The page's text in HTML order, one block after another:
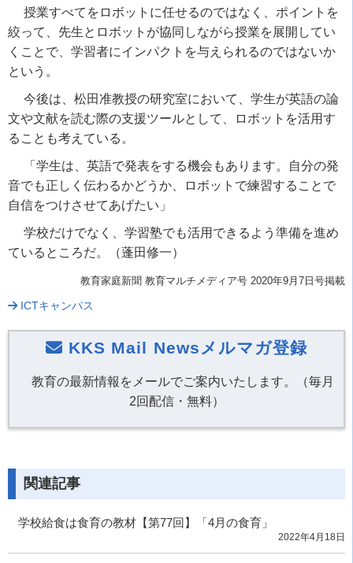
授業すべてをロボットに任せるのではなく、ポイントを
絞って、先生とロボットが協同しながら授業を展開してい
くことで、学習者にインパクトを与えられるのではないか
という。
今後は、松田准教授の研究室において、学生が英語の論
文や文献を読む際の支援ツールとして、ロボットを活用す
ることも考えている。
「学生は、英語で発表をする機会もあります。自分の発
音でも正しく伝わるかどうか、ロボットで練習することで
自信をつけさせてあげたい」
学校だけでなく、学習塾でも活用できるよう準備を進め
ているところだ。（蓬田修一）
教育家庭新聞 教育マルチメディア号 2020年9月7日号掲載
ICTキャンパス
KKS Mail Newsメルマガ登録
教育の最新情報をメールでご案内いたします。（毎月
2回配信・無料）
関連記事
学校給食は食育の教材【第77回】「4月の食育」
2022年4月18日